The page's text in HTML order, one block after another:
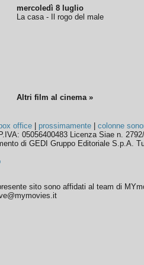
mercoledì 8 luglio
La casa - Il rogo del male
Altri film al cinema »
box office prossimamente |colonne
05056400483 Licenza Siae n.
di GEDI Gruppo Editoriale S.p.A.
sito sono affidati al team di